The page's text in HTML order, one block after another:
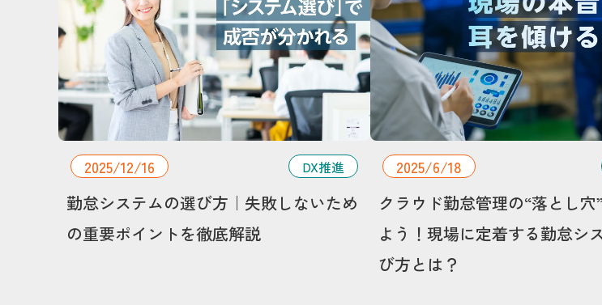
2025/12/16 DX推進
勤怠システムの選び方｜失敗しないため
の重要ポイントを徹底解説
2025/6/18
クラウド勤怠管理の“落とし穴
よう！現場に定着する勤怠シ
び方とは？